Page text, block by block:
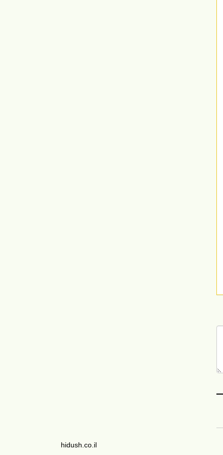
hidush.co.il